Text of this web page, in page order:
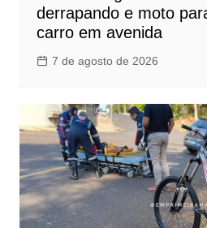
derrapando e moto
carro em avenida
7 de agosto de 2026